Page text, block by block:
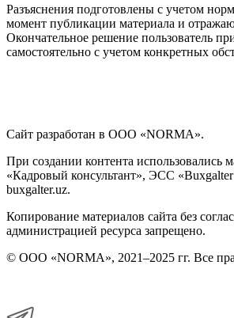
Разъяснения подготовлены с учетом
момент публикации материала и
Окончательное решение пользователь
самостоятельно с учетом конкретных
Сайт разработан в ООО «NORMA».
При создании контента использовались
«Кадровый консультант», ЭСС «Buxgalter
buxgalter.uz.
Копирование материалов сайта без
администрацией ресурса запрещено.
© ООО «NORMA», 2021–2025 гг. Все